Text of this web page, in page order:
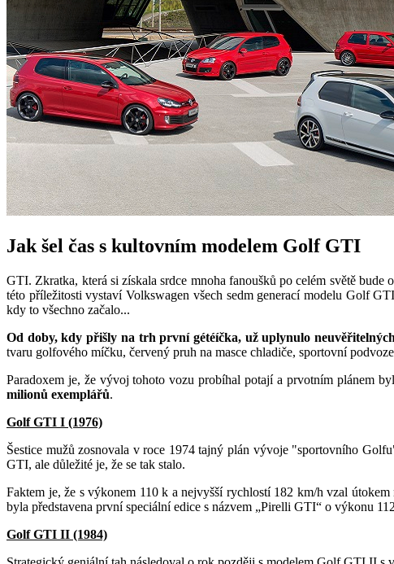
Jak šel čas s kultovním modelem Golf GTI
GTI. Zkratka, která si získala srdce mnoha fanoušků po celém světě
této příležitosti vystaví Volkswagen všech sedm generací modelu Golf
kdy to všechno začalo...
Od doby, kdy přišly na trhprvní gétéíčka, už uplynulo
tvaru golfového míčku, červený pruh na masce chladiče, sportovní
Paradoxem je, že vývoj tohoto vozu probíhal potají a prvotním plánem
milionů exemplářů.
Golf GTI I (1976)
Šestice mužů zosnovala v roce 1974 tajný plán vývoje "sportovního Golfu
GTI, ale důležité je, že se tak stalo.
Faktem je, že s výkonem 110 k a nejvyšší rychlostí 182 km/h vzal
byla představena první speciální edice s názvem „Pirelli GTI“ o výkonu
Golf GTI II (1984)